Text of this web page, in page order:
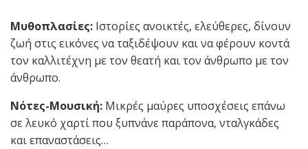
Μυθοπλασίες: Ιστορίες ανοικτές, ελεύθερες, δίνουν
ζωή στις εικόνες να ταξιδέψουν και να φέρουν κοντά
τον καλλιτέχνη με τον θεατή και τον άνθρωπο με τον
άνθρωπο.
Νότες-Μουσική: Μικρές μαύρες υποσχέσεις επάνω
σε λευκό χαρτί που ξυπνάνε παράπονα, νταλγκάδες
και επαναστάσεις…